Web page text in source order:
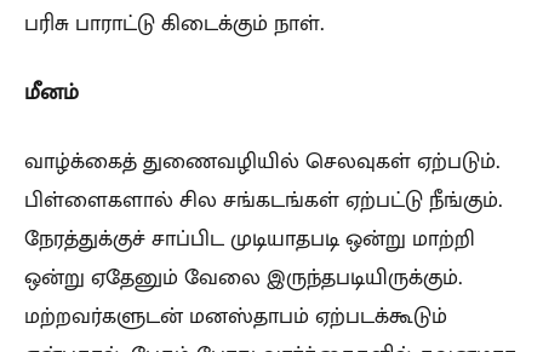
பரிசு பாராட்டு கிடைக்கும் நாள்.
மீனம்
வாழ்க்கைத் துணைவழியில் செலவுகள் ஏற்படும்.
பிள்ளைகளால் சில சங்கடங்கள் ஏற்பட்டு நீங்கும்.
நேரத்துக்குச் சாப்பிட முடியாதபடி ஒன்று மாற்றி
ஒன்று ஏதேனும் வேலை இருந்தபடியிருக்கும்.
மற்றவர்களுடன் மனஸ்தாபம் ஏற்படக்கூடும்